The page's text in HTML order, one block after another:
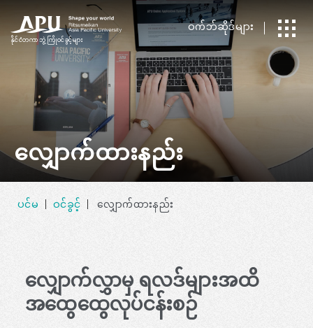
နိုင်ငံတကာ​ ​ဘွဲ့ကြိုဝင်ခွင့်များ
ဝက်ဘ်ဆိုဒ်များ
လျှောက်ထားနည်း
ပင်မ ဝင်ခွင့် လျှောက်ထားနည်း
လျှောက်လွှာမှ ရလဒ်များအထိ
အထွေထွေလုပ်ငန်းစဉ်